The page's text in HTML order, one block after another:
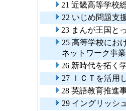
21 近畿高等学校
22 いじめ問題支
23 まんが王国と
25 高等学校にお
ネットワーク事業
26 新時代を拓く
27 ＩＣＴを活用
28 英語教育推進
29 イングリッシ